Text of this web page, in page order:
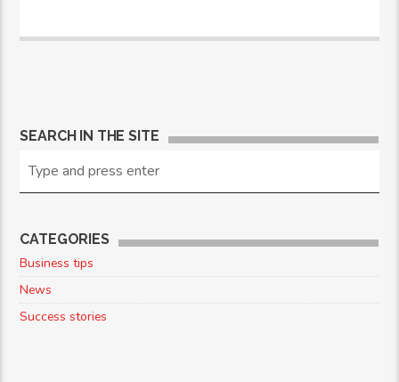
SEARCH IN THE SITE
CATEGORIES
Business tips
News
Success stories